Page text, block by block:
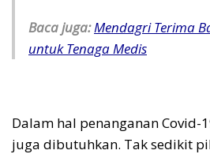
Baca juga:Mendagri Terima
untuk Tenaga Medis
Dalam hal penanganan Covid-
juga dibutuhkan. Tak sedikit